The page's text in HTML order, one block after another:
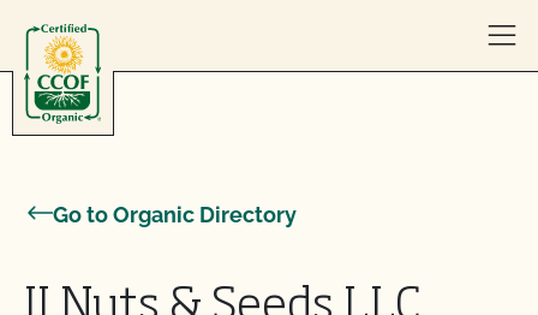
Go to Organic Directory